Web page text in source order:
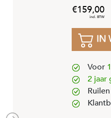
159,00
IN
Voor
2 jaar